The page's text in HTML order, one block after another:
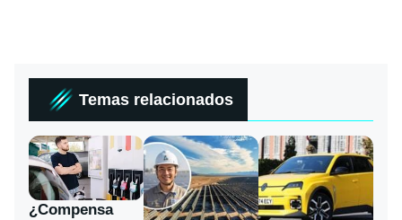
Temas relacionados
¿Compensa